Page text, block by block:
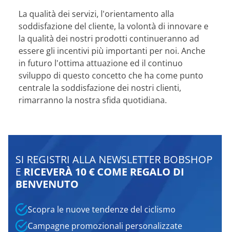
La qualità dei servizi, l'orientamento alla
soddisfazione del cliente, la volontà di innovare e
la qualità dei nostri prodotti continueranno ad
essere gli incentivi più importanti per noi. Anche
in futuro l'ottima attuazione ed il continuo
sviluppo di questo concetto che ha come punto
centrale la soddisfazione dei nostri clienti,
rimarranno la nostra sfida quotidiana.
SI REGISTRI ALLA NEWSLETTER BOBSHOP
E RICEVERÀ 10 € COME REGALO DI
BENVENUTO
Scopra le nuove tendenze del ciclismo
Campagne promozionali personalizzate